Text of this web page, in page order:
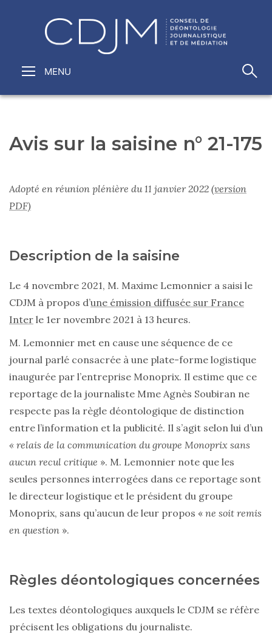
Avis sur la saisine n° 21-175
Adopté en réunion plénière du 11 janvier 2022 (version
PDF)
Description de la saisine
Le 4 novembre 2021, M. Maxime Lemonnier a saisi le
CDJM à propos d’une émission diffusée sur France
Inter le 1er novembre 2021 à 13 heures.
M. Lemonnier met en cause une séquence de ce
journal parlé consacrée à une plate-forme logistique
inaugurée par l’entreprise Monoprix. Il estime que ce
reportage de la journaliste Mme Agnès Soubiran ne
respecte pas la règle déontologique de distinction
entre l’information et la publicité. Il s’agit selon lui d’un
« relais de la communication du groupe Monoprix sans
aucun recul critique ». M. Lemonnier note que les
seules personnes interrogées dans ce reportage sont
le directeur logistique et le président du groupe
Monoprix, sans qu’aucun de leur propos « ne soit remis
en question ».
Règles déontologiques concernées
Les textes déontologiques auxquels le CDJM se réfère
précisent les obligations du journaliste.